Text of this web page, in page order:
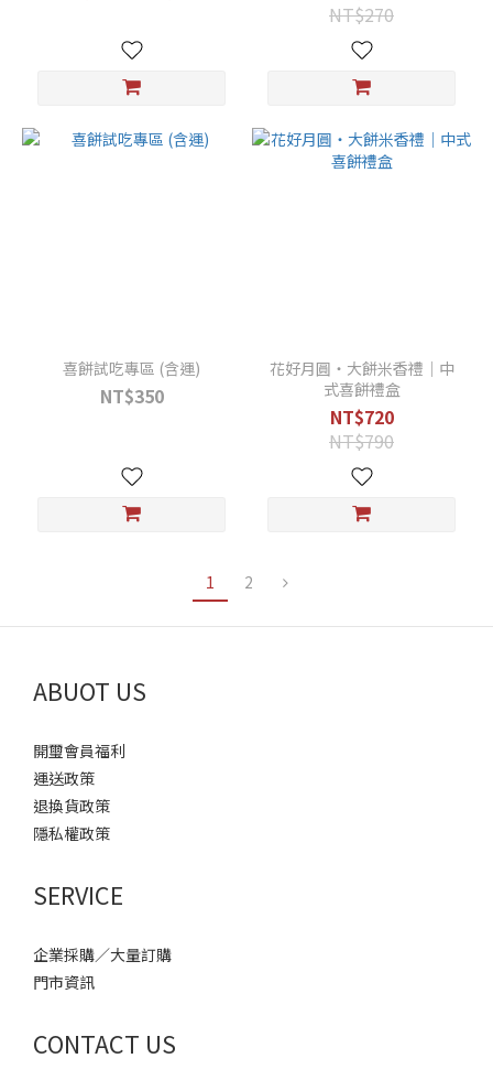
NT$270
喜餅試吃專區 (含運)
NT$350
花好月圓・大餅米香禮｜中
式喜餅禮盒
NT$720
NT$790
1 2
ABUOT US
開璽會員福利
運送政策
退換貨政策
隱私權政策
SERVICE
企業採購／大量訂購
門市資訊
CONTACT US